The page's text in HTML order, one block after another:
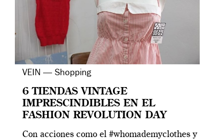
VEIN — Shopping
6 TIENDAS VINTAGE
IMPRESCINDIBLES EN EL
FASHION REVOLUTION DAY
Con acciones como el #whomademyclothes y